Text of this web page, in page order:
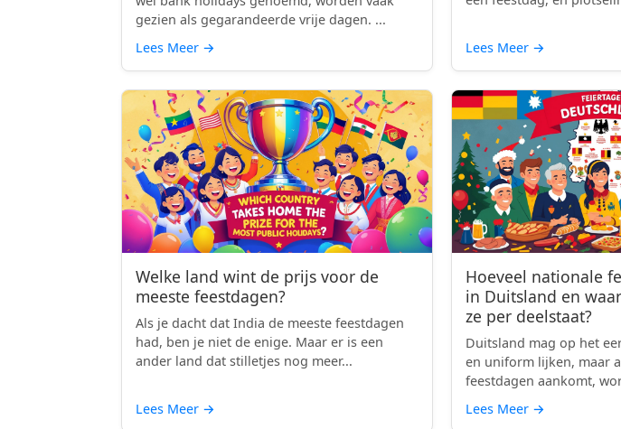
gezien als gegarandeerde vrije dagen. ...
Lees Meer → Lees Meer →
Welke land wint de prijs voor de
meeste feestdagen?
Als je dacht dat India de meeste feestdagen
had, ben je niet de enige. Maar er is een
ander land dat stilletjes nog meer...
Lees Meer →
Hoeveel nationale
in Duitsland en
ze per deelstaat?
Duitsland mag op het
en uniform lijken, maar
feestdagen aankomt,
Lees Meer →